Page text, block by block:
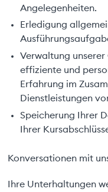
Angelegenheiten.
Erledigung
Verwaltung unserer
effiziente und
Erfahrung im
Dienstleistungen
Speicherung Ihrer
Ihrer
Konversationen mit
Ihre Unterhaltungen